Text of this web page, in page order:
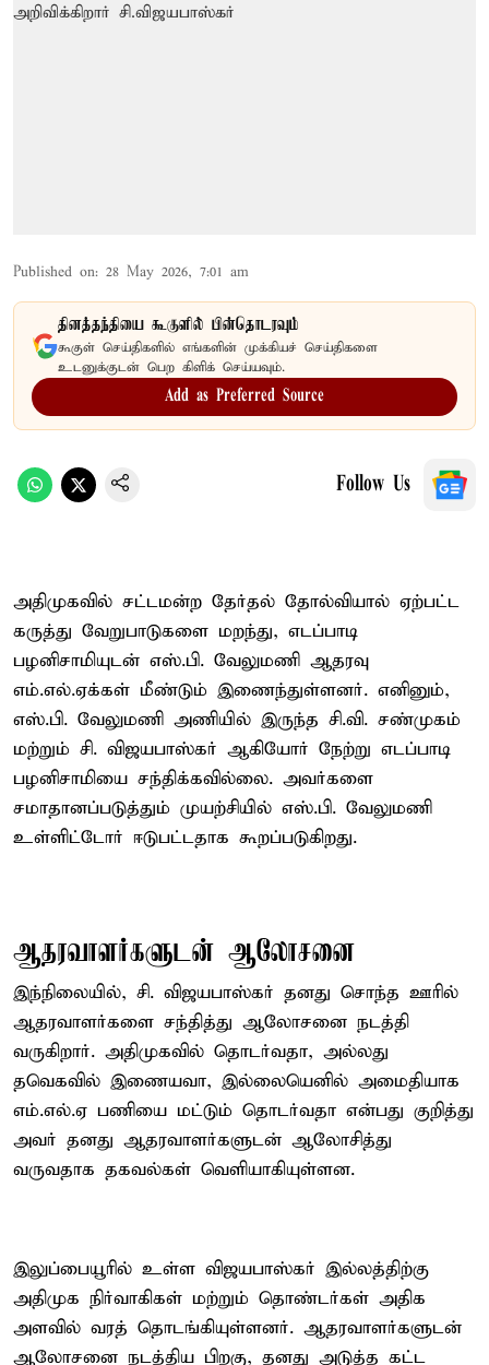
Published on: 28 May 2026, 7:01 am
தினத்தந்தியை கூகுளில் பின்தொடரவும்
கூகுள் செய்திகளில் எங்களின் முக்கியச் செய்திகளை
உடனுக்குடன் பெற கிளிக் செய்யவும்.
Add as Preferred Source
Follow Us
அதிமுகவில் சட்டமன்ற தேர்தல் தோல்வியால் ஏற்பட்ட
கருத்து வேறுபாடுகளை மறந்து, எடப்பாடி
பழனிசாமியுடன் எஸ்.பி. வேலுமணி ஆதரவு
எம்.எல்.ஏக்கள் மீண்டும் இணைந்துள்ளனர். எனினும்,
எஸ்.பி. வேலுமணி அணியில் இருந்த சி.வி. சண்முகம்
மற்றும் சி. விஜயபாஸ்கர் ஆகியோர் நேற்று எடப்பாடி
பழனிசாமியை சந்திக்கவில்லை. அவர்களை
சமாதானப்படுத்தும் முயற்சியில் எஸ்.பி. வேலுமணி
உள்ளிட்டோர் ஈடுபட்டதாக கூறப்படுகிறது.
ஆதரவாளர்களுடன் ஆலோசனை
இந்நிலையில், சி. விஜயபாஸ்கர் தனது சொந்த ஊரில்
ஆதரவாளர்களை சந்தித்து ஆலோசனை நடத்தி
வருகிறார். அதிமுகவில் தொடர்வதா, அல்லது
தவெகவில் இணையவா, இல்லையெனில் அமைதியாக
எம்.எல்.ஏ பணியை மட்டும் தொடர்வதா என்பது குறித்து
அவர் தனது ஆதரவாளர்களுடன் ஆலோசித்து
வருவதாக தகவல்கள் வெளியாகியுள்ளன.
இலுப்பையூரில் உள்ள விஜயபாஸ்கர் இல்லத்திற்கு
அதிமுக நிர்வாகிகள் மற்றும் தொண்டர்கள் அதிக
அளவில் வரத் தொடங்கியுள்ளனர். ஆதரவாளர்களுடன்
ஆலோசனை நடத்திய பிறகு, தனது அடுத்த கட்ட